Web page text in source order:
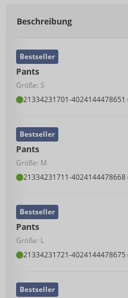
Beschreibung
Pants
Größe: S
21334231701-4024144478651
Bestseller
Pants
Größe: M
21334231711-4024144478668
Bestseller
Pants
Größe: L
21334231721-4024144478675
Bestseller
Bestseller